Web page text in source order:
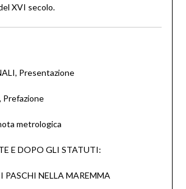
XVI secolo.
Presentazione
Prefazione
metrologica
E DOPO GLI STATUTI:
PASCHI NELLA MAREMMA